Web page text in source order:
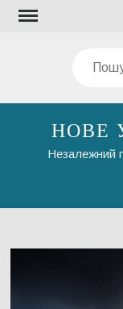
Перейти
Пошук
НОВЕ
Незалежний